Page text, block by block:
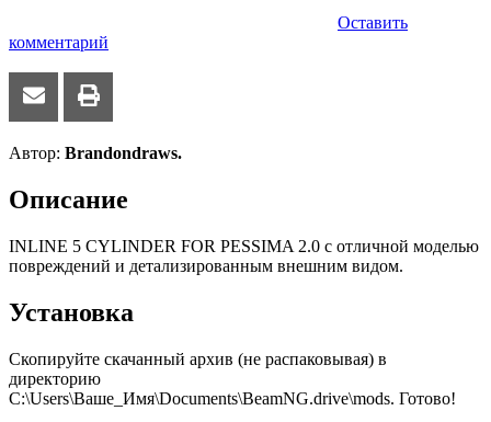
Оставить
комментарий
Автор: Brandondraws.
Описание
INLINE 5 CYLINDER FOR PESSIMA 2.0 с отличной моделью
повреждений и детализированным внешним видом.
Установка
Скопируйте скачанный архив (не распаковывая) в
директорию
C:\Users\Ваше_Имя\Documents\BeamNG.drive\mods. Готово!